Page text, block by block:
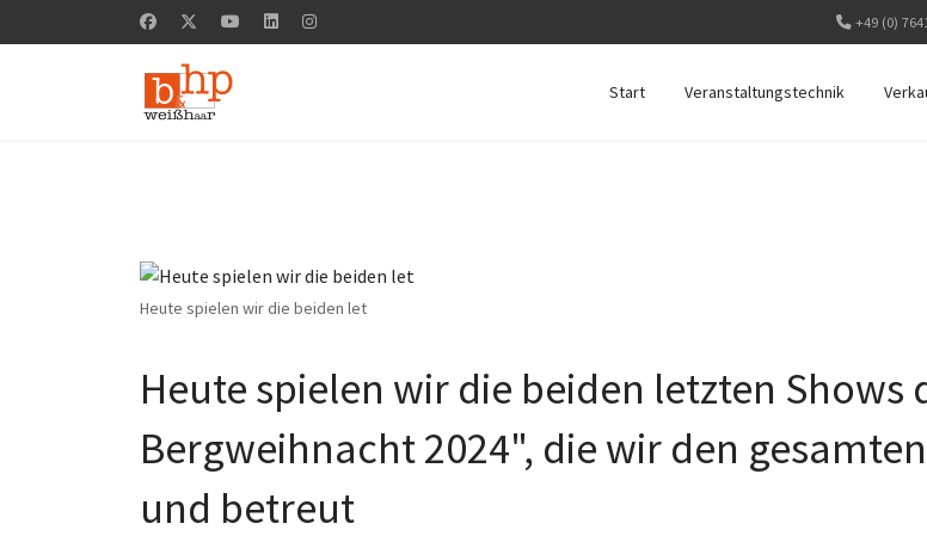
+49 (0)
Start Veranstaltungstechnik
Heute spielen wir die beiden let
Heute spielen wir die beiden letzten Shows
Bergweihnacht 2024", die wir den
und betreut